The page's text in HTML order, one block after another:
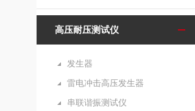
高压耐压测试仪
发生器
雷电冲击高压发生器
串联谐振测试仪